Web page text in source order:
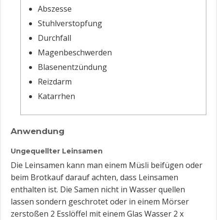
Abszesse
Stuhlverstopfung
Durchfall
Magenbeschwerden
Blasenentzündung
Reizdarm
Katarrhen
Anwendung
Ungequellter Leinsamen
Die Leinsamen kann man einem Müsli beifügen oder
beim Brotkauf darauf achten, dass Leinsamen
enthalten ist. Die Samen nicht in Wasser quellen
lassen sondern geschrotet oder in einem Mörser
zerstoßen 2 Esslöffel mit einem Glas Wasser 2 x